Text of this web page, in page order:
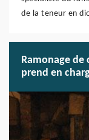
de la teneur en
Ramonage de
prend en